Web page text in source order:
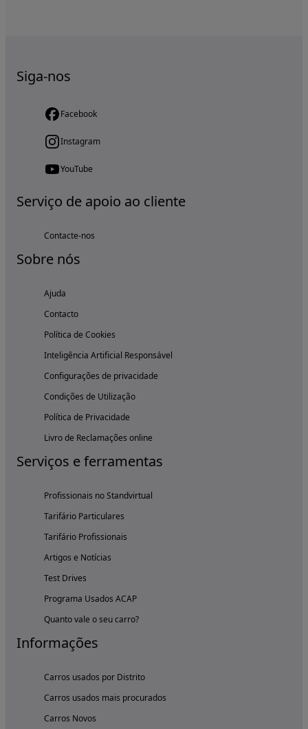
Siga-nos
Facebook
Instagram
YouTube
Serviço de apoio ao cliente
Contacte-nos
Sobre nós
Ajuda
Contacto
Política de Cookies
Inteligência Artificial Responsável
Configurações de privacidade
Condições de Utilização
Política de Privacidade
Livro de Reclamações online
Serviços e ferramentas
Profissionais no Standvirtual
Tarifário Particulares
Tarifário Profissionais
Artigos e Notícias
Test Drives
Programa Usados ACAP
Quanto vale o seu carro?
Informações
Carros usados por Distrito
Carros usados mais procurados
Carros Novos